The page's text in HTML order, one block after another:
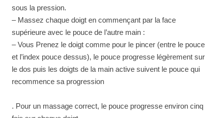
sous la pression.
– Massez chaque doigt en commençant par la face
supérieure avec le pouce de l’autre main :
– Vous Prenez le doigt comme pour le pincer (entre le pouce
et l’index pouce dessus), le pouce progresse légèrement sur
le dos puis les doigts de la main active suivent le pouce qui
recommence sa progression
. Pour un massage correct, le pouce progresse environ cinq